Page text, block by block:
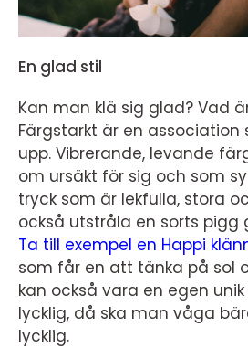
En glad stil
Kan man klä sig glad? Vad
Färgstarkt är en association
upp. Vibrerande, levande
om ursäkt för sig och som
tryck som är lekfulla, stora
också utstråla en sorts pigg
Ta till exempel en Happi
som får en att tänka på sol
kan också vara en egen
lycklig, då ska man våga
lycklig.